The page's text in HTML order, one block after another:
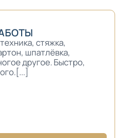
стяжка,
шпатлёвка,
другое. Быстро,